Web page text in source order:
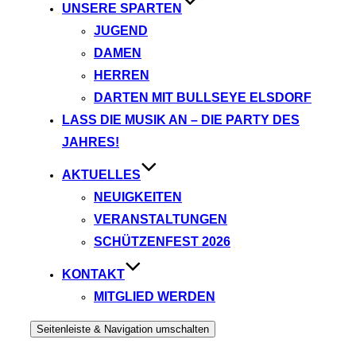
UNSERE SPARTEN
JUGEND
DAMEN
HERREN
DARTEN MIT BULLSEYE ELSDORF
LASS DIE MUSIK AN – DIE PARTY DES
JAHRES!
AKTUELLES
NEUIGKEITEN
VERANSTALTUNGEN
SCHÜTZENFEST 2026
KONTAKT
MITGLIED WERDEN
Seitenleiste & Navigation umschalten